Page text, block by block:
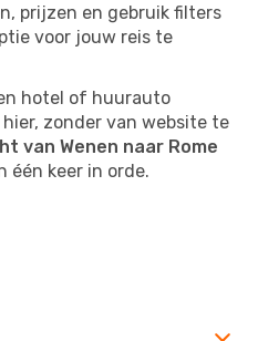
prijzen en gebruik filters
voor jouw reis te
hotel of huurauto
zonder van website te
van Wenen naar Rome
één keer in orde.